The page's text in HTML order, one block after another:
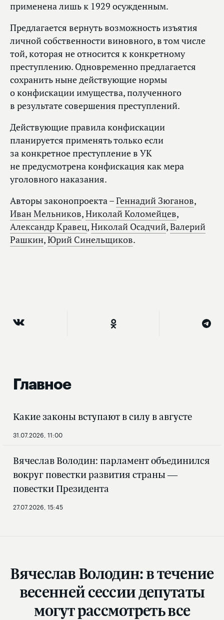
применена лишь к 1929 осужденным.
Предлагается вернуть возможность изъятия
личной собственности виновного, в том числе
той, которая не относится к конкретному
преступлению. Одновременно предлагается
сохранить ныне действующие нормы
о конфискации имущества, полученного
в результате совершения преступлений.
Действующие правила конфискации
планируется применять только если
за конкретное преступление в УК
не предусмотрена конфискация как мера
уголовного наказания.
Авторы законопроекта –Геннадий Зюганов,
Иван Мельников,Николай Коломейцев,
Александр Кравец,Николай Осадчий,Валерий
Рашкин,Юрий Синельщиков.
Главное
Какие законы вступают в силу в августе
31.07.2026, 11:00
Вячеслав Володин: парламент объединился
вокруг повестки развития страны —
повестки Президента
27.07.2026, 15:45
Вячеслав Володин: в течение
весенней сессии депутаты
могут рассмотреть все